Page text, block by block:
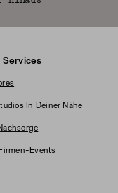
In Deiner Nähe
Events